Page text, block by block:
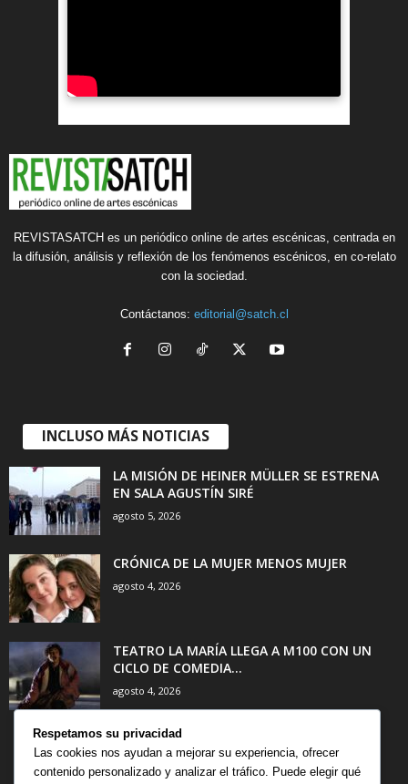
REVISTASATCH es un periódico online de artes escénicas, centrada en
la difusión, análisis y reflexión de los fenómenos escénicos, en co-relato
con la sociedad.
Contáctanos: editorial@satch.cl
INCLUSO MÁS NOTICIAS
LA MISIÓN DE HEINER MÜLLER SE ESTRENA
EN SALA AGUSTÍN SIRÉ
agosto 5, 2026
CRÓNICA DE LA MUJER MENOS MUJER
agosto 4, 2026
TEATRO LA MARÍA LLEGA A M100 CON UN
CICLO DE COMEDIA...
agosto 4, 2026
CATEGORÍA POPULAR
Respetamos su privacidad
Las cookies nos ayudan a mejorar su experiencia, ofrecer
contenido personalizado y analizar el tráfico. Puede elegir qué